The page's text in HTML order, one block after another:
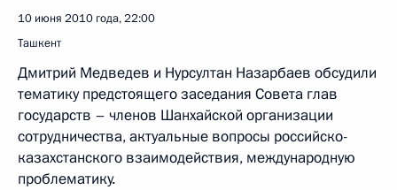
10 июня 2010 года, 22:00
Ташкент
Дмитрий Медведев и Нурсултан Назарбаев обсудили
тематику предстоящего заседания Совета глав
государств – членов Шанхайской организации
сотрудничества, актуальные вопросы российско-
казахстанского взаимодействия, международную
проблематику.